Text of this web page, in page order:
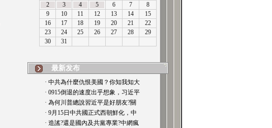
最新发布
· 中共為什麼仇恨美國？你知我知大
· 0915倒退的速度出乎想象，习近平
· 為何川普總說習近平是好朋友?關
· 9月15日中共國正式西朝鮮化，中
· 造謠?還是國內及共黨專業?中網瘋